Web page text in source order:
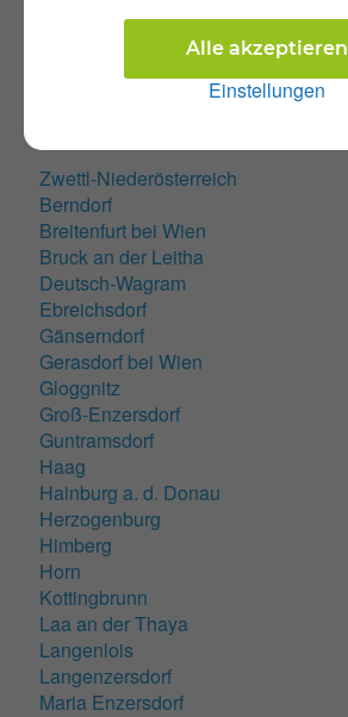
Einstellungen
Alle akzeptieren
Wiener Neustadt
Zwettl-Niederösterreich
Berndorf
Breitenfurt bei Wien
Bruck an der Leitha
Deutsch-Wagram
Ebreichsdorf
Gänserndorf
Gerasdorf bei Wien
Gloggnitz
Groß-Enzersdorf
Guntramsdorf
Haag
Hainburg a. d. Donau
Herzogenburg
Himberg
Horn
Kottingbrunn
Laa an der Thaya
Langenlois
Langenzersdorf
Maria Enzersdorf